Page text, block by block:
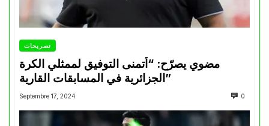
تصريحات
مضوي يصرّح: “أتمنى التوفيق لممثلي الكرة
الجزائرية في المسابقات القارية”
Septembre 17, 2024 0